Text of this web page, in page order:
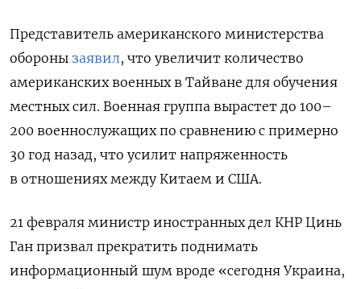
Представитель американского министерства
обороны заявил, что увеличит количество
американских военных в Тайване для обучения
местных сил. Военная группа вырастет до 100–
200 военнослужащих по сравнению с примерно
30 год назад, что усилит напряженность
в отношениях между Китаем и США.
21 февраля министр иностранных дел КНР Цинь
Ган призвал прекратить поднимать
информационный шум вроде «сегодня Украина,